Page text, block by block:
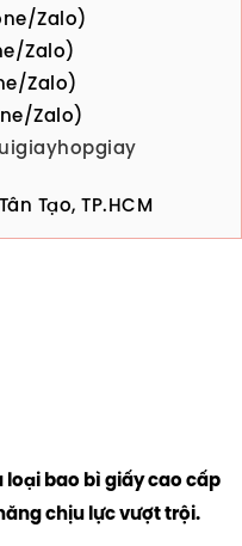
Zalo)
Zalo)
Zalo)
Zalo)
Tạo, TP.HCM
bao bì giấy cao cấp
chịu lực vượt trội.